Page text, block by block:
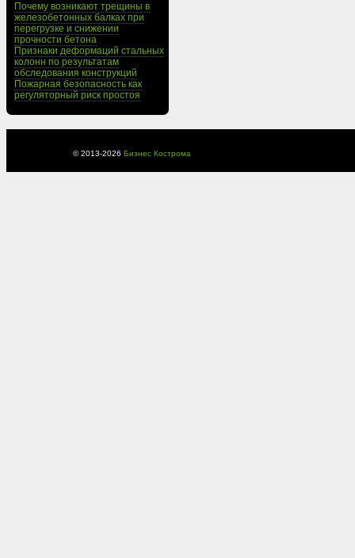
Почему возникают трещины в
железобетонных балках при
перегрузке и снижении
прочности бетона
Признаки деформаций стальных
колонн по результатам
обследования конструкций
Пожарная безопасность как
регуляторный риск простоя
© 2013-2026 Бизнес Кострома